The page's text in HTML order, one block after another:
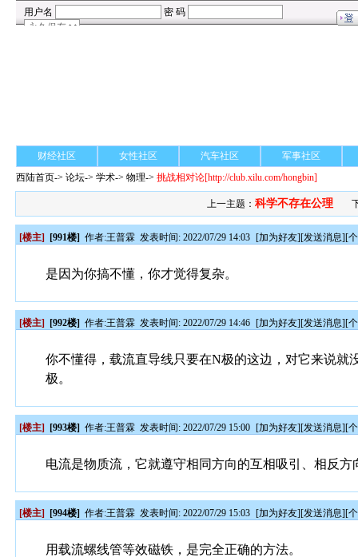
财经社区 女性社区 汽车社区
军事社区
西陆首页->论坛->学术-> 物理->挑战相对论[http://club.xilu.com/hongbin]
上一主题： 科学不存在公理
[楼主] [991楼] 作者:王普霖 发表时间: 2022/07/29 14:03 [加为好友][发送消息][
是因为你搞不懂，你才觉得复杂。
[楼主] [992楼] 作者:王普霖 发表时间: 2022/07/29 14:46 [加为好友][发送消息][
你不懂得，载流直导线只要在N极的这边，对它来说就
极。
[楼主] [993楼] 作者:王普霖 发表时间: 2022/07/29 15:00 [加为好友][发送消息][
电流是物质流，它就遵守相同方向的互相吸引、相反
[楼主] [994楼] 作者:王普霖 发表时间: 2022/07/29 15:03 [加为好友][发送消息][
用载流螺线管等效磁铁，是完全正确的方法。